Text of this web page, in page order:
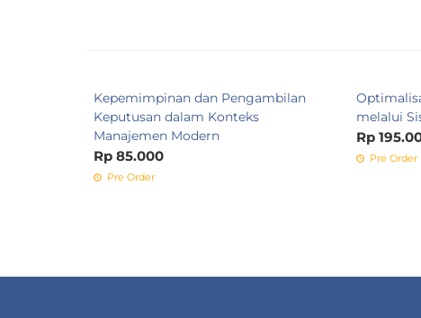
Kepemimpinan dan Pengambilan
Keputusan dalam Konteks
Manajemen Modern
Rp 85.000
Pre Order
melalui
Rp
Pre Order